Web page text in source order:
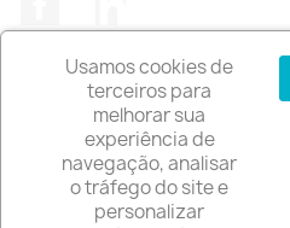
A EMPRESA
INFORMAÇÃO DA LOJA
Usamos cookies de
terceiros para
melhorar sua
experiência de
navegação, analisar
o tráfego do site e
personalizar